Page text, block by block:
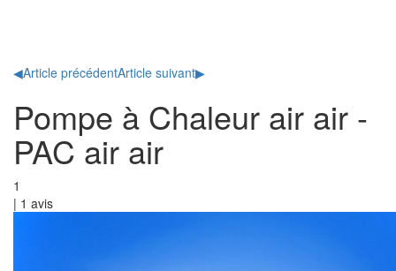
◀Article précédentArticle suivant▶
Pompe à Chaleur air air -
PAC air air
1
| 1 avis